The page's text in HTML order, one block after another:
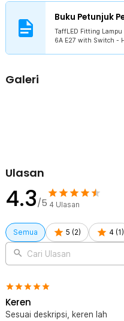
kenyamanan ekstra dalam
Kelengkapan Produk
1 x TaffLED Fitting Lampu
with Switch - HF-100
Buku Petunjuk
TaffLED Fitting Lampu
6A E27 with Switch -
Galeri
Ulasan
4.3/5 4 Ulasan
Semua 5 (2) 4 (1 )
Cari Ulasan
Keren
Sesuai deskripsi, keren lah